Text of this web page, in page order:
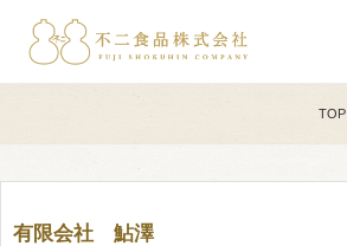
TOP
有限会社 鮎澤